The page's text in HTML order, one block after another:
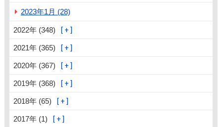
2023年1月 (28)
2022年 (348)
2021年 (365)
2020年 (367)
2019年 (368)
2018年 (65)
2017年 (1)